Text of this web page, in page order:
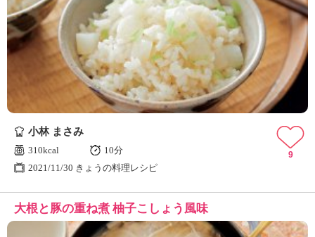
小林 まさみ
310kcal
10分
2021/11/30 きょうの料理レシピ
9
大根と豚の重ね煮 柚子こしょう風味